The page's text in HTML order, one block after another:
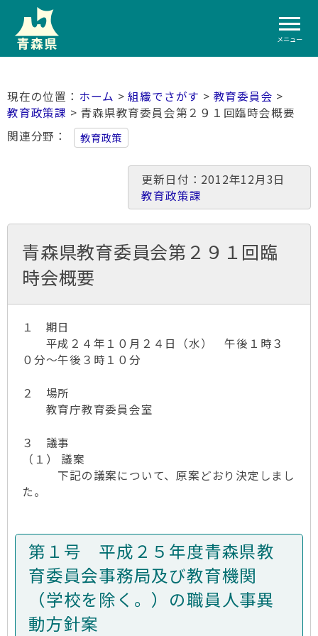
メニュー
ホーム >組織でさがす > 教育委員会 >
教育政策課 > 青森県教育委員会第２９１回臨時会概要
関連分野
教育政策
更新日付：2012年12月3日
教育政策課
青森県教育委員会第２９１回臨
時会概要
１ 期日
平成２４年１０月２４日（水） 午後１時３
０分～午後３時１０分
２ 場所
教育庁教育委員会室
３ 議事
（１） 議案
下記の議案について、原案どおり決定しまし
た。
第１号 平成２５年度青森県教
育委員会事務局及び教育機関
（学校を除く。）の職員人事異
動方針案